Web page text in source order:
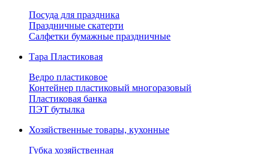
Посуда для праздника
Праздничные скатерти
Салфетки бумажные праздничные
Тара Пластиковая
Ведро пластиковое
Контейнер пластиковый многоразовый
Пластиковая банка
ПЭТ бутылка
Хозяйственные товары, кухонные
Губка хозяйственная